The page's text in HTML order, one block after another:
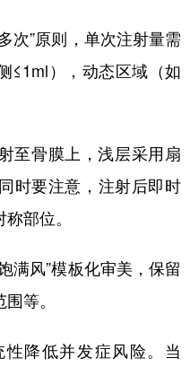
”原则，单次注射量需
≤1ml），动态区域（如
骨膜上，浅层采用扇
时要注意，注射后即时
部位。‌
风”模板化审美，保留
等。‌
降低并发症风险。当